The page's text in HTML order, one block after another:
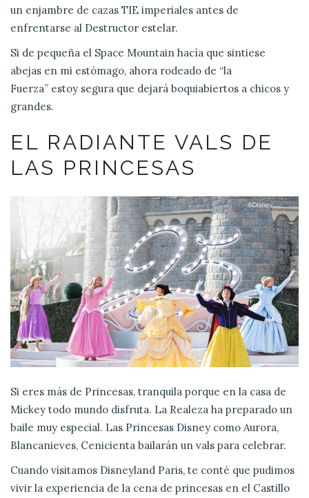
un enjambre de cazas TIE imperiales antes de
enfrentarse al Destructor estelar.
Si de pequeña el Space Mountain hacía que sintiese
abejas en mi estómago, ahora rodeado de “la
Fuerza” estoy segura que dejará boquiabiertos a chicos y
grandes.
EL RADIANTE VALS DE
LAS PRINCESAS
Si eres más de Princesas, tranquila porque en la casa de
Mickey todo mundo disfruta. La Realeza ha preparado un
baile muy especial. Las Princesas Disney como Aurora,
Blancanieves, Cenicienta bailarán un vals para celebrar.
Cuando visitamos Disneyland Paris, te conté que pudimos
vivir la experiencia de la cena de princesas en el Castillo